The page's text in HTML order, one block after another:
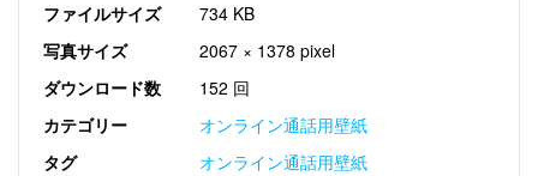
ファイルサイズ
734 KB
写真サイズ
2067 × 1378 pixel
ダウンロード数
152 回
カテゴリー
オンライン通話用壁紙
タグ
オンライン通話用壁紙